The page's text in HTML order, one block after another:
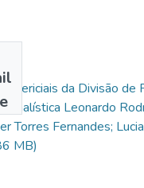
Periciais da Divisão de
Leonardo
Torres Fernandes;
MB)